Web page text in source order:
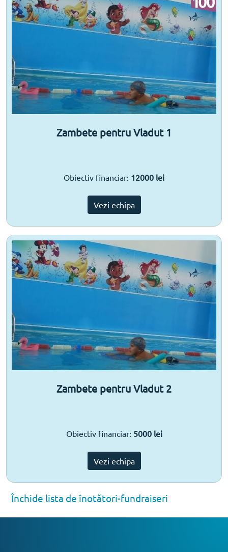
Zambete pentru Vladut 1
Obiectiv financiar: 12000 lei
Vezi echipa
Zambete pentru Vladut 2
Obiectiv financiar: 5000 lei
Vezi echipa
Închide lista de înotători-fundraiseri